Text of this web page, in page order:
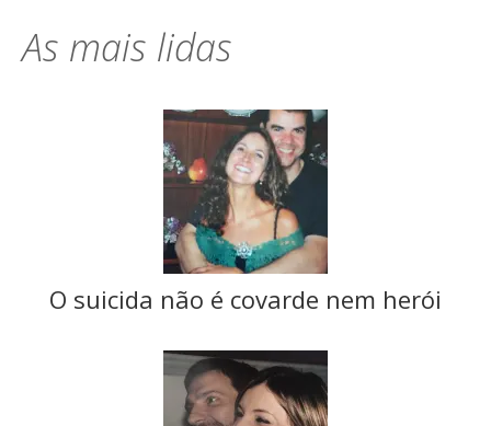
As mais lidas
O suicida não é covarde nem herói